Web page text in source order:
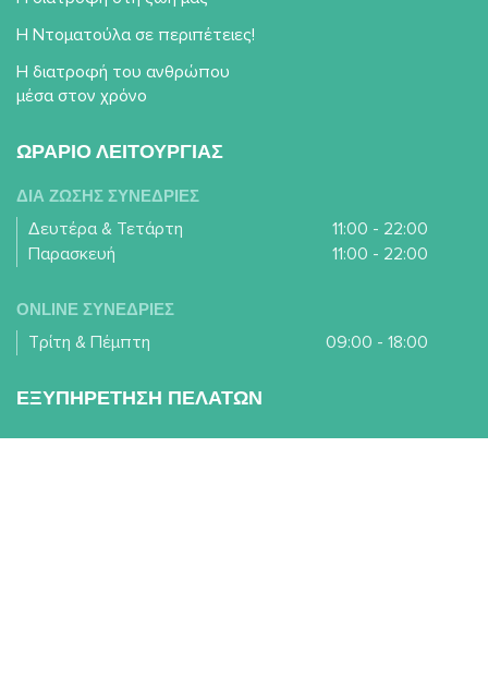
Η Ντοματούλα σε περιπέτειες!
Η διατροφή του ανθρώπου
μέσα στον χρόνο
ΩΡΑΡΙΟ ΛΕΙΤΟΥΡΓΙΑΣ
ΔΙΑ ΖΩΣΗΣ ΣΥΝΕΔΡΙΕΣ
Δευτέρα & Τετάρτη
11:00 - 22:00
Παρασκευή
11:00 - 22:00
ONLINE ΣΥΝΕΔΡΙΕΣ
Τρίτη & Πέμπτη 09:00 - 18:00
ΕΞΥΠΗΡΕΤΗΣΗ ΠΕΛΑΤΩΝ